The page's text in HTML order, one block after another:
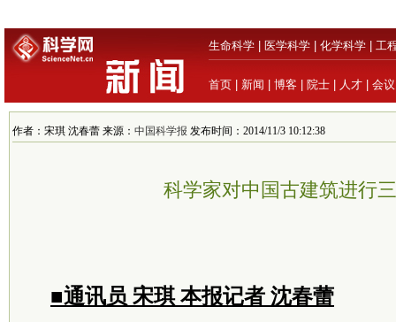
生命科学 医学科学 化学科学 工
首页 新闻 博客 院士 人才 会议
作者：宋琪 沈春蕾 来源： 中国科学报 发布时间：2014/11/3 10:12:38
科学家对中国古建筑进行
■通讯员 宋琪 本报记者 沈春蕾